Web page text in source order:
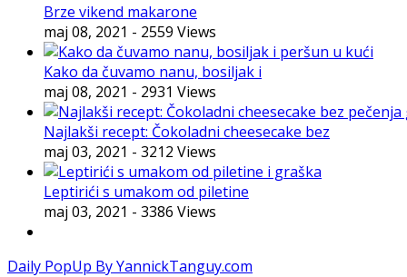
Brze vikend makarone
maj 08, 2021 - 2559 Views
Kako da čuvamo nanu, bosiljak i
maj 08, 2021 - 2931 Views
Najlakši recept: Čokoladni cheesecake bez
maj 03, 2021 - 3212 Views
Leptirići s umakom od piletine
maj 03, 2021 - 3386 Views
Daily PopUp By YannickTanguy.com